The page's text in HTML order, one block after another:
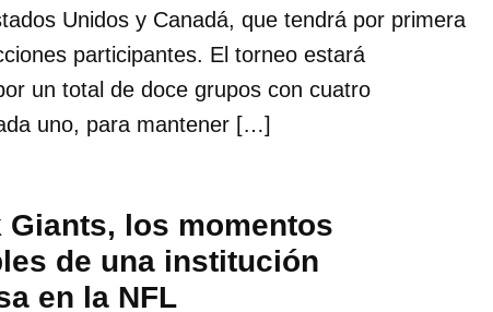
Unidos y Canadá, que tendrá por primera
participantes. El torneo estará
un total de doce grupos con cuatro
uno, para mantener […]
Giants, los momentos
de una institución
en la NFL